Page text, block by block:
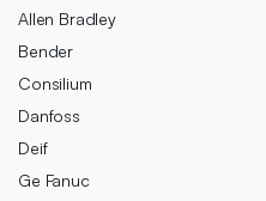
Allen Bradley
Bender
Consilium
Danfoss
Deif
Ge Fanuc